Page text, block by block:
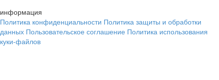
информация
Политика конфиденциальности Политика защиты и обработки
данных Пользовательское соглашение Политика использования
куки-файлов